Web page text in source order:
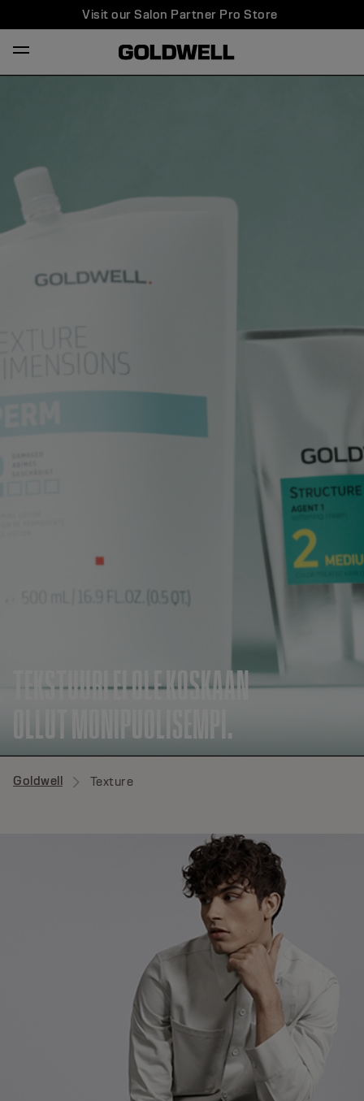
Visit our Salon Partner Pro Store
TEKSTUURI EI OLE KOSKAAN
OLLUT MONIPUOLISEMPI.
Goldwell Texture